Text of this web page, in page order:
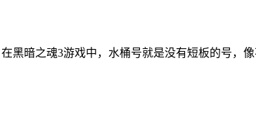
黑暗之魂3游戏中，水桶号就是没有短板的号，